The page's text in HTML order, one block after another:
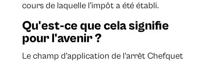
cours de laquelle l'impôt a été établi.
Qu'est-ce que cela signifie
pour l'avenir ?
Le champ d'application de l'arrêt Chefquet